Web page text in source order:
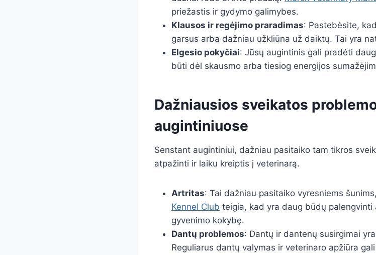
priežastis ir gydymo galimybes.
Klausos ir regėjimo praradimas: Pastebėsite,
garsus arba dažniau užkliūna už daiktų. Tai yra
Elgesio pokyčiai: Jūsų augintinis gali pradėti
būti dėl skausmo arba tiesiog energijos
Dažniausios sveikatos
augintiniuose
Senstant augintiniui, dažniau pasitaiko tam tikros
atpažinti ir laiku kreiptis į veterinarą.
Artritas: Tai dažniau pasitaiko vyresniems
Kennel Club teigia, kad yra daug būdų
gyvenimo kokybę.
Dantų problemos: Dantų ir dantenų susirgimai
Reguliarus dantų valymas ir veterinaro apžiūra